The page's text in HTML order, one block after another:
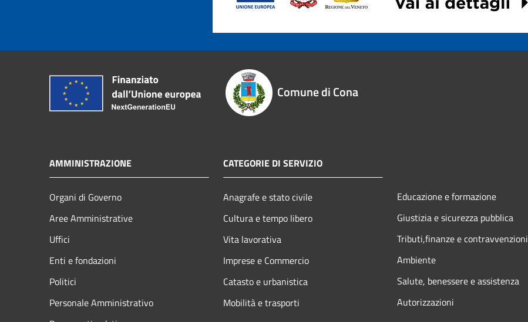
Comune di Cona
AMMINISTRAZIONE
Organi di Governo
Aree Amministrative
Uffici
Enti e fondazioni
Politici
Personale Amministrativo
CATEGORIE DI SERVIZIO
Anagrafe e stato civile
Cultura e tempo libero
Vita lavorativa
Imprese e Commercio
Catasto e urbanistica
Mobilità e trasporti
Educazione e formazione
Giustizia e sicurezza pubblica
Tributi,finanze e contravvenzioni
Ambiente
Salute, benessere e assistenza
Autorizzazioni